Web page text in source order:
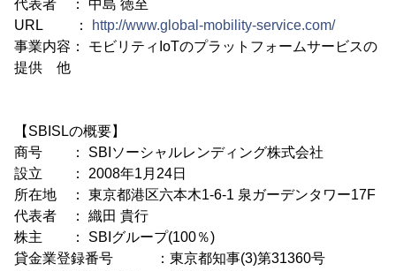
代表者 ： 中島 徳至
URL ：
http://www.global-mobility-service.com/
事業内容： モビリティIoTのプラットフォームサービスの
提供 他
【SBISLの概要】
商号 ： SBIソーシャルレンディング株式会社
設立 ： 2008年1月24日
所在地 ： 東京都港区六本木1-6-1 泉ガーデンタワー17F
代表者 ： 織田 貴行
株主 ： SBIグループ(100％)
貸金業登録番号 ：東京都知事(3)第31360号